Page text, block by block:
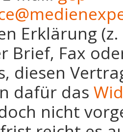
Erklärung
Brief, Fax
diesen
dafür das
nicht